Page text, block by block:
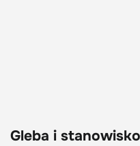
Gleba i